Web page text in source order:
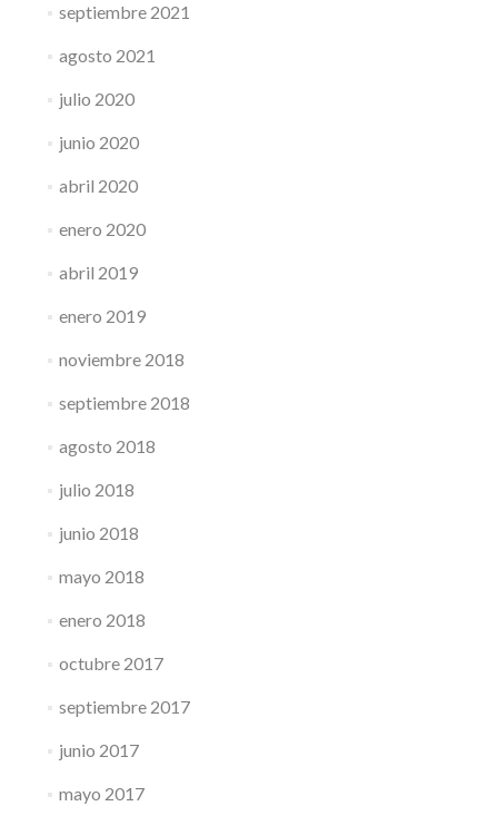
septiembre 2021
agosto 2021
julio 2020
junio 2020
abril 2020
enero 2020
abril 2019
enero 2019
noviembre 2018
septiembre 2018
agosto 2018
julio 2018
junio 2018
mayo 2018
enero 2018
octubre 2017
septiembre 2017
junio 2017
mayo 2017